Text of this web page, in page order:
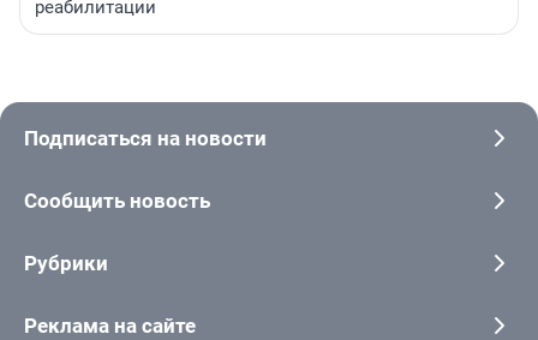
реабилитации
Подписаться на новости
Сообщить новость
Рубрики
Реклама на сайте